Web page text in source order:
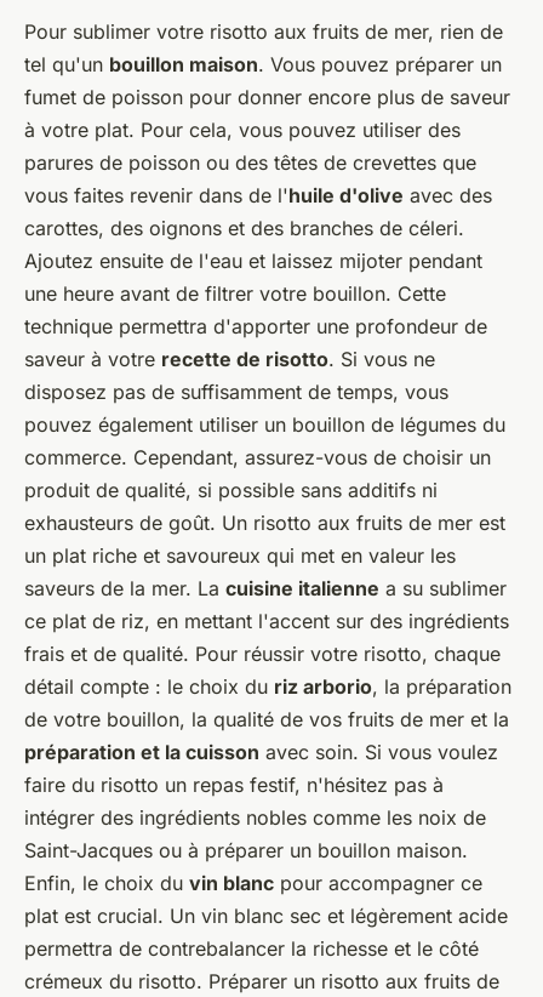
Pour sublimer votre risotto aux fruits de mer, rien de
tel qu'un bouillon maison. Vous pouvez préparer un
fumet de poisson pour donner encore plus de saveur
à votre plat. Pour cela, vous pouvez utiliser des
parures de poisson ou des têtes de crevettes que
vous faites revenir dans de l'huile d'olive avec des
carottes, des oignons et des branches de céleri.
Ajoutez ensuite de l'eau et laissez mijoter pendant
une heure avant de filtrer votre bouillon. Cette
technique permettra d'apporter une profondeur de
saveur à votre recette de risotto. Si vous ne
disposez pas de suffisamment de temps, vous
pouvez également utiliser un bouillon de légumes du
commerce. Cependant, assurez-vous de choisir un
produit de qualité, si possible sans additifs ni
exhausteurs de goût. Un risotto aux fruits de mer est
un plat riche et savoureux qui met en valeur les
saveurs de la mer. La cuisine italienne a su sublimer
ce plat de riz, en mettant l'accent sur des ingrédients
frais et de qualité. Pour réussir votre risotto, chaque
détail compte : le choix du riz arborio, la préparation
de votre bouillon, la qualité de vos fruits de mer et la
préparation et la cuisson avec soin. Si vous voulez
faire du risotto un repas festif, n'hésitez pas à
intégrer des ingrédients nobles comme les noix de
Saint-Jacques ou à préparer un bouillon maison.
Enfin, le choix du vin blanc pour accompagner ce
plat est crucial. Un vin blanc sec et légèrement acide
permettra de contrebalancer la richesse et le côté
crémeux du risotto. Préparer un risotto aux fruits de